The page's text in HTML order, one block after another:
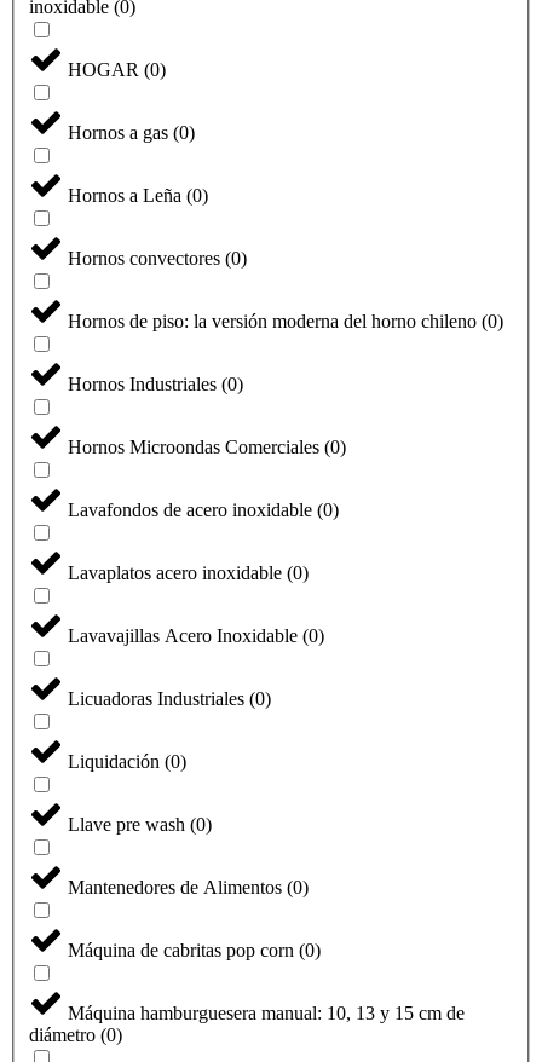
inoxidable (0)
HOGAR (0)
Hornos a gas (0)
Hornos a Leña (0)
Hornos convectores (0)
Hornos de piso: la versión moderna del horno chileno (0)
Hornos Industriales (0)
Hornos Microondas Comerciales (0)
Lavafondos de acero inoxidable (0)
Lavaplatos acero inoxidable (0)
Lavavajillas Acero Inoxidable (0)
Licuadoras Industriales (0)
Liquidación (0)
Llave pre wash (0)
Mantenedores de Alimentos (0)
Máquina de cabritas pop corn (0)
Máquina hamburguesera manual: 10, 13 y 15 cm de
diámetro (0)